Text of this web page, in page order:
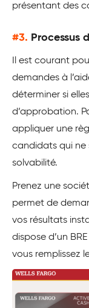
présentant des
#3. Processus
Il est courant
demandes à
déterminer si
d’approbation.
appliquer une
candidats qui ne
solvabilité.
Prenez une
permet de
vos résultats
dispose d’un
vous remplissez